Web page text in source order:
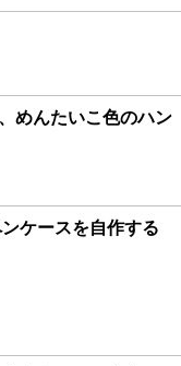
めんたいこ色のハン
ケースを自作する